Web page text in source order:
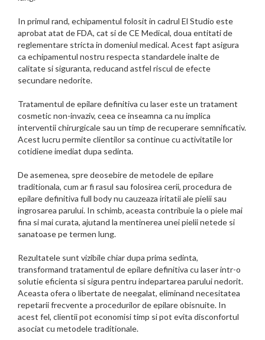
In primul rand, echipamentul folosit in cadrul El Studio este
aprobat atat de FDA, cat si de CE Medical, doua entitati de
reglementare stricta in domeniul medical. Acest fapt asigura
ca echipamentul nostru respecta standardele inalte de
calitate si siguranta, reducand astfel riscul de efecte
secundare nedorite.
Tratamentul de epilare definitiva cu laser este un tratament
cosmetic non-invaziv, ceea ce inseamna ca nu implica
interventii chirurgicale sau un timp de recuperare semnificativ.
Acest lucru permite clientilor sa continue cu activitatile lor
cotidiene imediat dupa sedinta.
De asemenea, spre deosebire de metodele de epilare
traditionala, cum ar fi rasul sau folosirea cerii, procedura de
epilare definitiva full body nu cauzeaza iritatii ale pielii sau
ingrosarea parului. In schimb, aceasta contribuie la o piele mai
fina si mai curata, ajutand la mentinerea unei pielii netede si
sanatoase pe termen lung.
Rezultatele sunt vizibile chiar dupa prima sedinta,
transformand tratamentul de epilare definitiva cu laser intr-o
solutie eficienta si sigura pentru indepartarea parului nedorit.
Aceasta ofera o libertate de neegalat, eliminand necesitatea
repetarii frecvente a procedurilor de epilare obisnuite. In
acest fel, clientii pot economisi timp si pot evita disconfortul
asociat cu metodele traditionale.